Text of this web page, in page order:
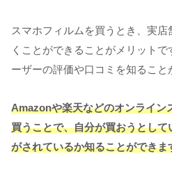
スマホフィルムを買うとき、実
くことができることがメリット
ーザーの評価や口コミを知ること
Amazonや楽天などのオンライン
買うことで、自分が買おうとし
がされているか知ることができま